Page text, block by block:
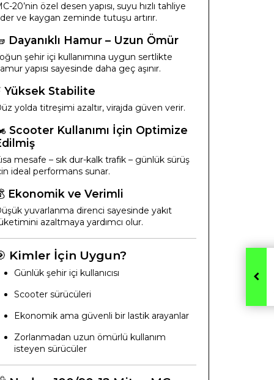
20’nin özel desen yapısı, suyu hızlı tahliye
ve kaygan zeminde tutuşu artırır.
Dayanıklı Hamur – Uzun Ömür
şehir içi kullanımına uygun sertlikte
yapısı sayesinde daha geç aşınır.
Yüksek Stabilite
yolda titreşimi azaltır, virajda güven verir.
Scooter Kullanımı İçin Optimize
mesafe – sık dur-kalk trafik – günlük sürüş
ideal performans sunar.
Ekonomik ve Verimli
yuvarlanma direnci sayesinde yakıt
azaltmaya yardımcı olur.
Kimler İçin Uygun?
Günlük şehir içi kullanıcısı
Scooter sürücüleri
Ekonomik ama güvenli bir lastik arayanlar
Zorlanmadan uzun ömürlü kullanım
isteyen sürücüler